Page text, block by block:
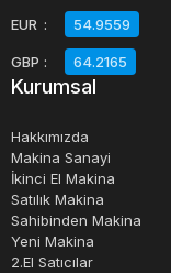
Sonuç olarak, çay
seçmek,
ikinci el çay
sunan ürünleri
seçim olabilir.
EUR : 54.9559
GBP : 64.2165
Kurumsal
Hakkımızda
Makina Sanayi
İkinci El Makina
Satılık Makina
Sahibinden Makina
Yeni Makina
2.El Satıcılar